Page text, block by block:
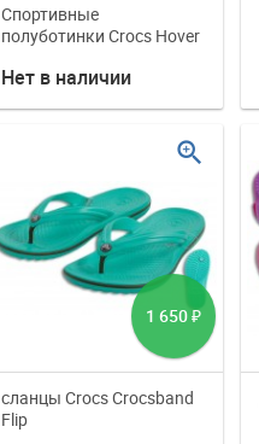
Спортивные
полуботинки Crocs Hover
Нет в наличии
1 650 ₽
сланцы Crocs Crocsband
Flip
zoom_in